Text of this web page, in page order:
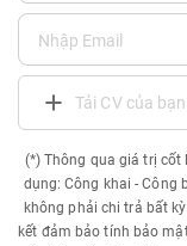
Tải CV của
(*) Thông qua giá trị cốt
dụng: Công khai - Công
không phải chi trả bất
kết đảm bảo tính bảo